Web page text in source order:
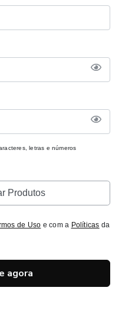
letras e números
Produtos
de Uso e com a Políticas da
agora